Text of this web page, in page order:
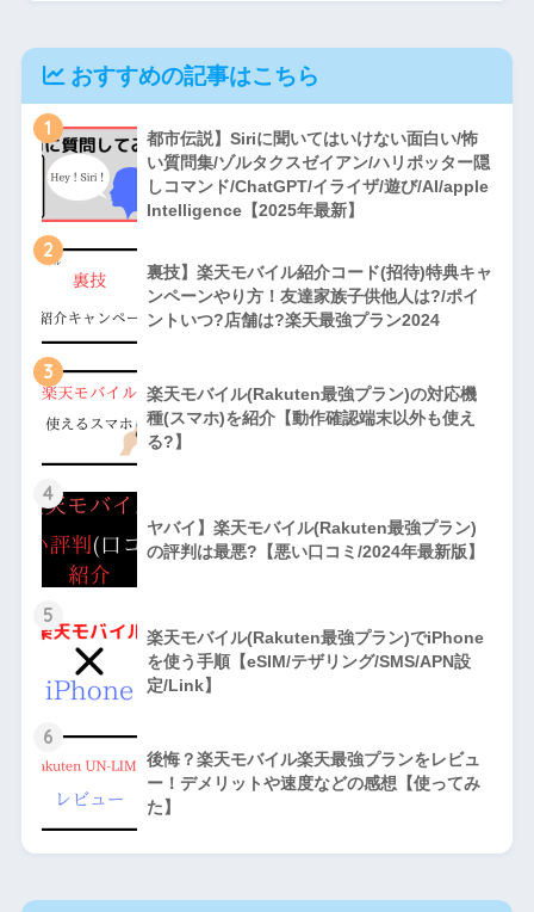
おすすめの記事はこちら
1
都市伝説】Siriに聞いてはいけない面白い/怖
い質問集/ゾルタクスゼイアン/ハリポッター隠
しコマンド/ChatGPT/イライザ/遊び/AI/apple
Intelligence【2025年最新】
2
裏技】楽天モバイル紹介コード(招待)特典キャ
ンペーンやり方！友達家族子供他人は?/ポイ
ントいつ?店舗は?楽天最強プラン2024
3
楽天モバイル(Rakuten最強プラン)の対応機
種(スマホ)を紹介【動作確認端末以外も使え
る?】
4
ヤバイ】楽天モバイル(Rakuten最強プラン)
の評判は最悪?【悪い口コミ/2024年最新版】
5
楽天モバイル(Rakuten最強プラン)でiPhone
を使う手順【eSIM/テザリング/SMS/APN設
定/Link】
6
後悔？楽天モバイル楽天最強プランをレビュ
ー！デメリットや速度などの感想【使ってみ
た】